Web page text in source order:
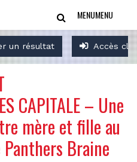
un résultat Accès
MENUMENU
CAPITALE – Une
mère et fille au
Braine